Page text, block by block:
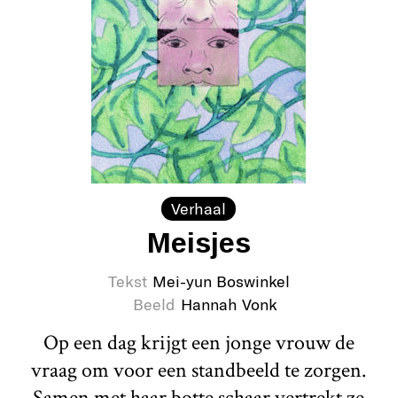
Verhaal
Meisjes
Tekst Mei-yun Boswinkel
Beeld Hannah Vonk
Op een dag krijgt een jonge vrouw de
vraag om voor een standbeeld te zorgen.